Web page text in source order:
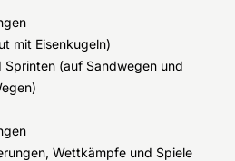
mit Eisenkugeln)
(auf Sandwegen und
Wettkämpfe und Spiele